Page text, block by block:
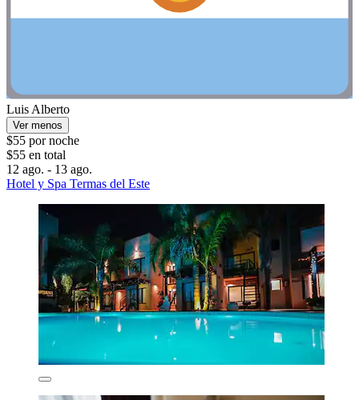
Luis Alberto
Ver menos
$55 por noche
$55 en total
12 ago. - 13 ago.
Hotel y Spa Termas del Este